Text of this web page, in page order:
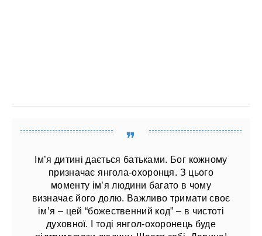
Ім’я дитині дається батьками. Бог кожному
призначає янгола-охоронця. З цього
моменту ім’я людини багато в чому
визначає його долю. Важливо тримати своє
ім’я – цей “божественний код” – в чистоті
духовної. І тоді янгол-охоронець буде